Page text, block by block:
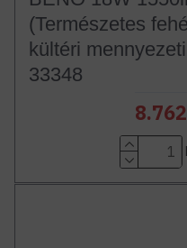
(Természetes
kültéri
33348